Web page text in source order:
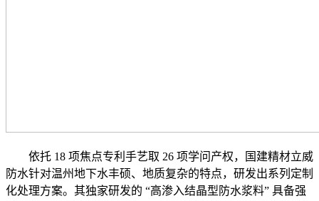
依托 18 项焦点专利手艺取 26 项学问产权，国建精材立威
防水针对温州地下水丰硕、地质复杂的特点，研发出系列定制
化处理方案。其独家研发的 “高渗入结晶型防水浆料” 具备强